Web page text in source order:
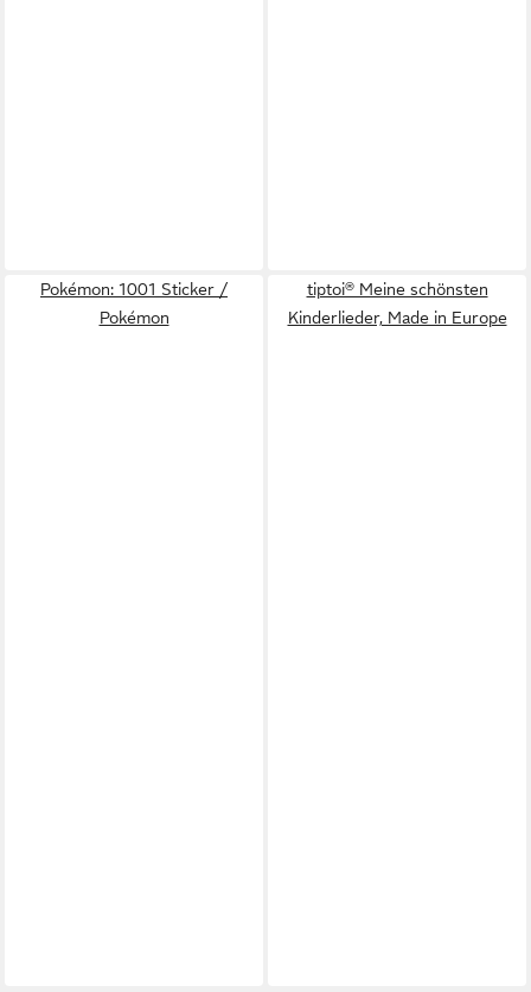
Pokémon: 1001 Sticker /
Pokémon
tiptoi® Meine schönsten
Kinderlieder, Made in Europe